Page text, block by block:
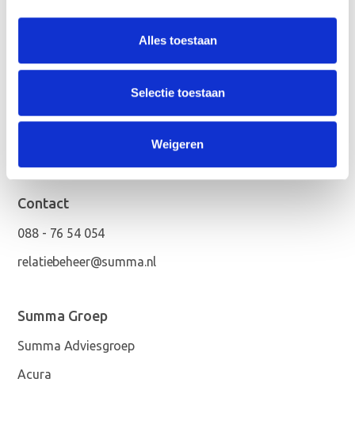
Alles toestaan
Selectie toestaan
Weigeren
Toegankelijkheidsverklaring
Contact
088 - 76 54 054
relatiebeheer@summa.nl
Summa Groep
Summa Adviesgroep
Acura